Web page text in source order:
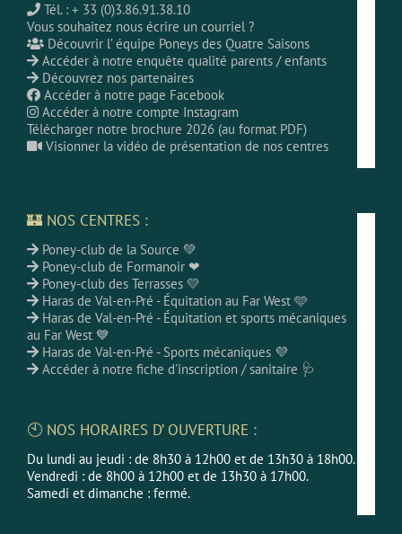
Tél. : + 33 (0)3.86.91.38.10
Vous souhaitez nous écrire un courriel ?
Découvrir l’ équipe Poneys des Quatre Saisons
Accéder à notre enquête qualité parents / enfants
Découvrez nos partenaires
Accéder à notre page Facebook
Accéder à notre compte Instagram
Télécharger notre brochure 2026 (au format PDF)
Visionner la vidéo de présentation de nos centres
🏰 NOS CENTRES :
Poney-club de la Source 💚
Poney-club de Formanoir ❤
Poney-club des Terrasses 💛
Haras de Val-en-Pré - Équitation au Far West 🩵
Haras de Val-en-Pré - Équitation et sports mécaniques
au Far West 💙
Haras de Val-en-Pré - Sports mécaniques 💜
Accéder à notre fiche d'inscription / sanitaire 🩺
🕙 NOS HORAIRES D’ OUVERTURE :
Du lundi au jeudi : de 8h30 à 12h00 et de 13h30 à 18h00.
Vendredi : de 8h00 à 12h00 et de 13h30 à 17h00.
Samedi et dimanche : fermé.